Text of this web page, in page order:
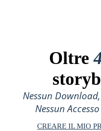
Oltre
Nessun
Nessun
CREARE IL MIO